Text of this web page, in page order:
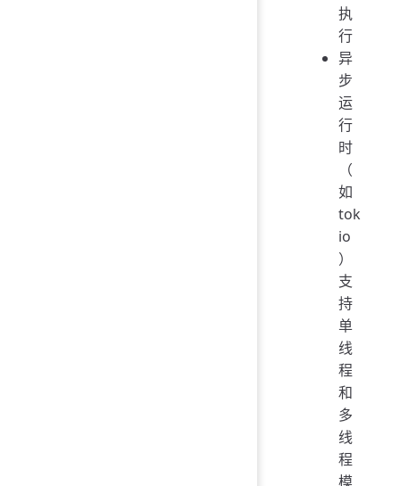
执
行
异
步
运
行
时
（
如
tok
io
）
支
持
单
线
程
和
多
线
程
模